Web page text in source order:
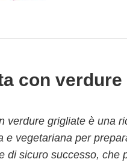
con verdure
verdure grigliate è una
e vegetariana per
di sicuro successo, che